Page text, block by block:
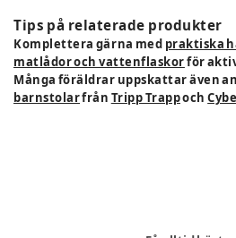
Tips på relaterade produkter
Komplettera gärna med praktiska
matlådor och vattenflaskorför
Många föräldrar uppskattar även
barnstolarfrån Tripp Trappoch